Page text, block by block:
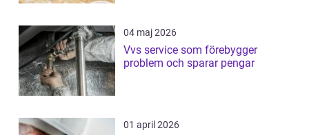
04 maj 2026
Vvs service som förebygger
problem och sparar pengar
01 april 2026